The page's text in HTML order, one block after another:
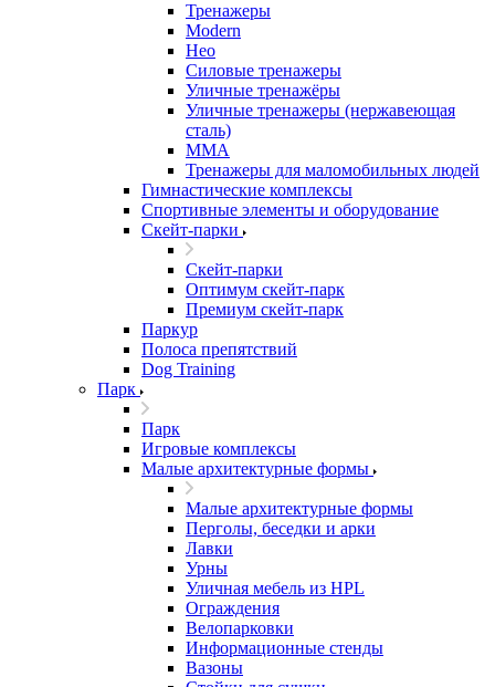
Тренажеры
Modern
Нео
Силовые тренажеры
Уличные тренажёры
Уличные тренажеры (нержавеющая
сталь)
ММА
Тренажеры для маломобильных людей
Гимнастические комплексы
Спортивные элементы и оборудование
Скейт-парки
Скейт-парки
Оптимум скейт-парк
Премиум скейт-парк
Паркур
Полоса препятствий
Dog Training
Парк
Парк
Игровые комплексы
Малые архитектурные формы
Малые архитектурные формы
Перголы, беседки и арки
Лавки
Урны
Уличная мебель из HPL
Ограждения
Велопарковки
Информационные стенды
Вазоны